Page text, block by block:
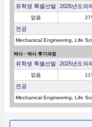
유학생 특별선발 2025년도의
없음 27
전공
Mechanical Engineering, Life
박사・박사 후기과정
유학생 특별선발 2025년도의
없음 11
전공
Mechanical Engineering, Life